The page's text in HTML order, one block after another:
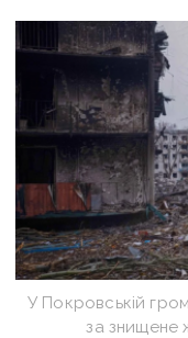
У Покровській
за знищене